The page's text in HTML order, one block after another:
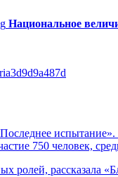
Национальное
750 человек,
ролей, рассказала